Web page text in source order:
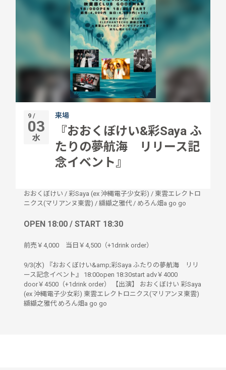
9 /
03
水
来場
『おおくぼけい&彩Saya ふ
たりの夢航海 リリース記
念イベント』
おおくぼけい / 彩Saya (ex 沖縄電子少女彩) / 東雲エレクトロ
ニクス(マリアンヌ東雲) / 纐纈之雅代/ めろん畑a go go
OPEN 18:00 / START 18:30
前売￥4,000 当日￥4,500（+1drink order）
9/3(水) 『おおくぼけい&amp;彩Saya ふたりの夢航海 リリ
ース記念イベント』 18:00open 18:30start adv￥4000
door￥4500（+1drink order） 【出演】 おおくぼけい 彩Saya
(ex 沖縄電子少女彩) 東雲エレクトロニクス(マリアンヌ東雲)
纐纈之雅代 めろん畑a go go